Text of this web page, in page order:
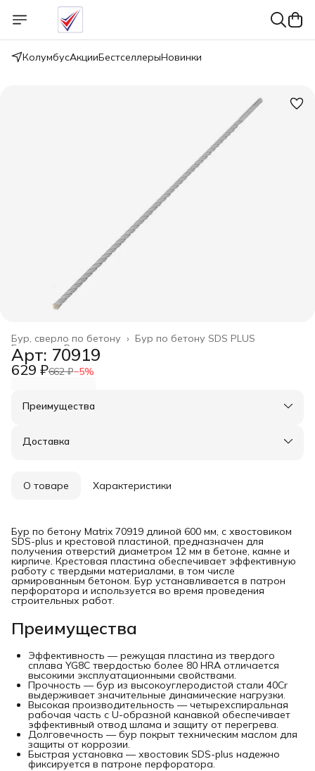
КолумбусАкцииБестселлерыНовинки
Бур по бетону SDS PLUS
Бур, сверло по бетону ›
Расходные материалы
Главная ›
Арт: 70919
629 ₽662 ₽−5%
Преимущества
Оплата частями в Сплит
Удобный возврат
Доставка
О товаре Характеристики
Бур по бетону Matrix 70919 длиной 600 мм, с хвостовиком
SDS-plus и крестовой пластиной, предназначен для
получения отверстий диаметром 12 мм в бетоне, камне и
кирпиче. Крестовая пластина обеспечивает эффективную
работу с твердыми материалами, в том числе
армированным бетоном. Бур устанавливается в патрон
перфоратора и используется во время проведения
строительных работ.
Преимущества
Эффективность — режущая пластина из твердого
сплава YG8C твердостью более 80 HRA отличается
высокими эксплуатационными свойствами.
Прочность — бур из высокоуглеродистой стали 40Cr
выдерживает значительные динамические нагрузки.
Высокая производительность — четырехспиральная
рабочая часть с U-образной канавкой обеспечивает
эффективный отвод шлама и защиту от перегрева.
Долговечность — бур покрыт техническим маслом для
защиты от коррозии.
Быстрая установка — хвостовик SDS-plus надежно
фиксируется в патроне перфоратора.